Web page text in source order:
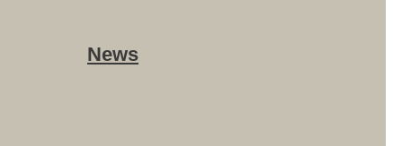
News